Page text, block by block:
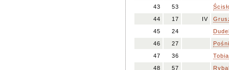
43
53
44
17 IV
45
24
46
27
47
36
48
57